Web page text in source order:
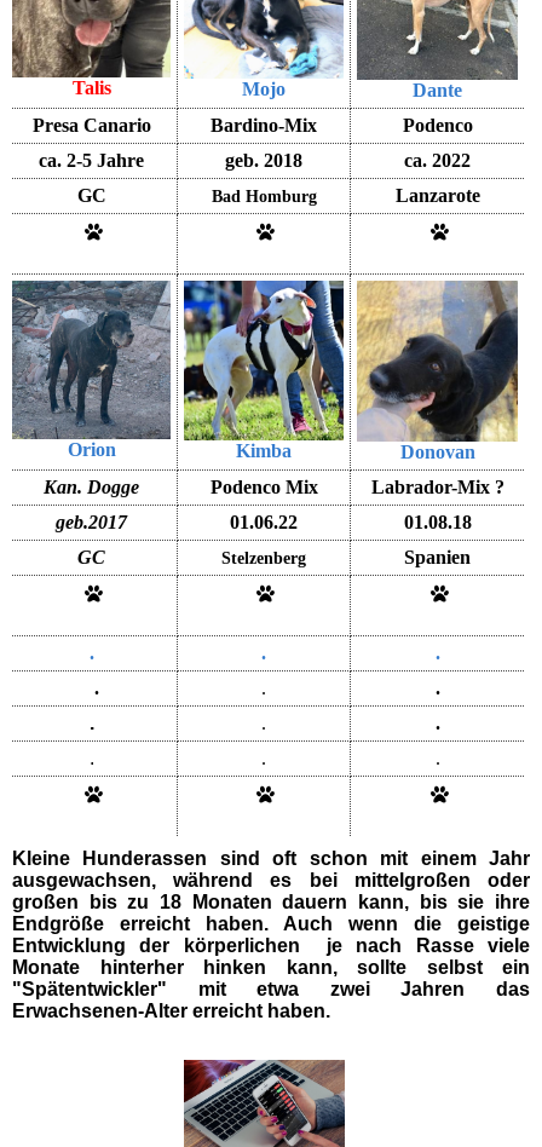
Talis Mojo
Dante
Presa Canario
Bardino-Mix
Podenco
ca. 2-5 Jahre
geb. 2018
ca. 2022
GC
Bad Homburg Lanzarote
Orion Kimba
Donovan
Kan. Dogge
Podenco Mix
Labrador-Mix ?
geb.2017
01.06.22
01.08.18
GC
Stelzenberg Spanien
. .
.
.
.
.
.
.
.
.
. .
Kleine Hunderassen sind oft schon mit einem Jahr
ausgewachsen, während es bei mittelgroßen oder
großen bis zu 18 Monaten dauern kann, bis sie ihre
Endgröße erreicht haben. Auch wenn die geistige
Entwicklung der körperlichen je nach Rasse viele
Monate hinterher hinken kann, sollte selbst ein
"Spätentwickler" mit etwa zwei Jahren das
Erwachsenen-Alter erreicht haben.